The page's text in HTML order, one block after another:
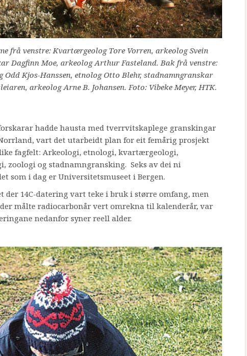
frå venstre: Kvartærgeolog Tore Vorren, arkeolog Svein
Dagfinn Moe, arkeolog Arthur Fasteland. Bak frå venstre:
Odd Kjos-Hanssen, etnolog Otto Blehr, stadnamngranskar
arkeolog Arne B. Johansen. Foto: Vibeke Meyer, HTK.
hadde hausta med tverrvitskaplege granskingar
vart det utarbeidt plan for eit femårig prosjekt
fagfelt: Arkeologi, etnologi, kvartærgeologi,
zoologi og stadnamngransking. Seks av dei ni
som i dag er Universitetsmuseet i Bergen.
der 14C-datering vart teke i bruk i større omfang, men
målte radiocarbonår vert omrekna til kalenderår, var
nedanfor syner reell alder.